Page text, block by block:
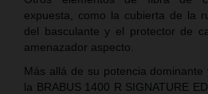
expuesta, como la cubierta de la
del basculante y el protector de
amenazador aspecto.
Más allá de su potencia dominante
la BRABUS 1400 R SIGNATURE